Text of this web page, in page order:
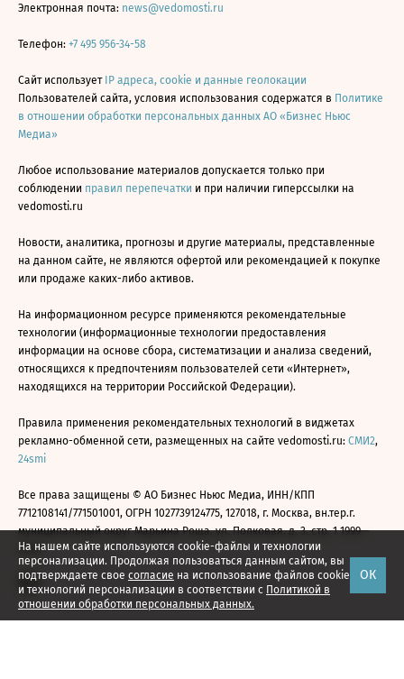
На нашем сайте используются cookie-файлы и технологии
персонализации. Продолжая пользоваться данным сайтом, вы
подтверждаете свое согласие на использование файлов cookie
и технологий персонализации в соответствии с Политикой в
отношении обработки персональных данных.
ОК
Электронная почта: news@vedomosti.ru
Телефон: +7 495 956-34-58
Сайт использует IP адреса, cookie и данные геолокации
Пользователей сайта, условия использования содержатся в Политике
в отношении обработки персональных данных АО «Бизнес Ньюс
Медиа»
Любое использование материалов допускается только при
соблюдении правил перепечатки и при наличии гиперссылки на
vedomosti.ru
Новости, аналитика, прогнозы и другие материалы, представленные
на данном сайте, не являются офертой или рекомендацией к покупке
или продаже каких-либо активов.
На информационном ресурсе применяются рекомендательные
технологии (информационные технологии предоставления
информации на основе сбора, систематизации и анализа сведений,
относящихся к предпочтениям пользователей сети «Интернет»,
находящихся на территории Российской Федерации).
Правила применения рекомендательных технологий в виджетах
рекламно-обменной сети, размещенных на сайте vedomosti.ru: СМИ2,
24smi
Все права защищены © АО Бизнес Ньюс Медиа, ИНН/КПП
7712108141/771501001, ОГРН 1027739124775, 127018, г. Москва, вн.тер.г.
муниципальный округ Марьина Роща, ул. Полковая, д. 3, стр. 1 1999—
2026